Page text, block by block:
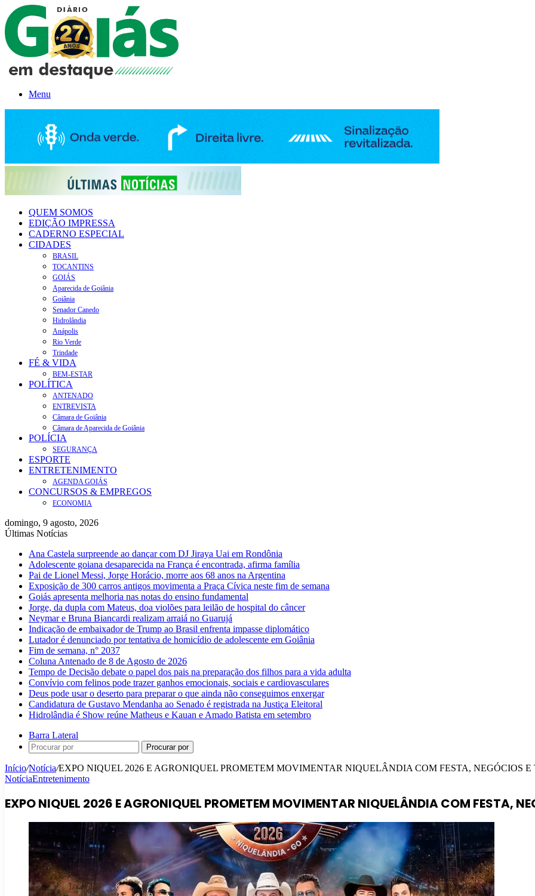
Menu
QUEM SOMOS
EDIÇÃO IMPRESSA
CADERNO ESPECIAL
CIDADES
BRASIL
TOCANTINS
GOIÁS
Aparecida de Goiânia
Goiânia
Senador Canedo
Hidrolândia
Anápolis
Rio Verde
Trindade
FÉ & VIDA
BEM-ESTAR
POLÍTICA
ANTENADO
ENTREVISTA
Câmara de Goiânia
Câmara de Aparecida de Goiânia
POLÍCIA
SEGURANÇA
ESPORTE
ENTRETENIMENTO
AGENDA GOIÁS
CONCURSOS & EMPREGOS
ECONOMIA
domingo, 9 agosto, 2026
Últimas Notícias
Ana Castela surpreende ao dançar com DJ Jiraya Uai em Rondônia
Adolescente goiana desaparecida na França é encontrada, afirma família
Pai de Lionel Messi, Jorge Horácio, morre aos 68 anos na Argentina
Exposição de 300 carros antigos movimenta a Praça Cívica neste fim de semana
Goiás apresenta melhoria nas notas do ensino fundamental
Jorge, da dupla com Mateus, doa violões para leilão de hospital do câncer
Neymar e Bruna Biancardi realizam arraiá no Guarujá
Indicação de embaixador de Trump ao Brasil enfrenta impasse diplomático
Lutador é denunciado por tentativa de homicídio de adolescente em Goiânia
Fim de semana, n° 2037
Coluna Antenado de 8 de Agosto de 2026
Tempo de Decisão debate o papel dos pais na preparação dos filhos para a vida adulta
Convívio com felinos pode trazer ganhos emocionais, sociais e cardiovasculares
Deus pode usar o deserto para preparar o que ainda não conseguimos enxergar
Candidatura de Gustavo Mendanha ao Senado é registrada na Justiça Eleitoral
Hidrolândia é Show reúne Matheus e Kauan e Amado Batista em setembro
Barra Lateral
Procurar por
Início/Notícia/EXPO NIQUEL 2026 E AGRONIQUEL PROMETEM MOVIMENTAR NIQUELÂNDIA COM FESTA, NEGÓCIOS
NotíciaEntretenimento
EXPO NIQUEL 2026 E AGRONIQUEL PROMETEM MOVIMENTAR NIQUELÂNDIA COM FESTA,